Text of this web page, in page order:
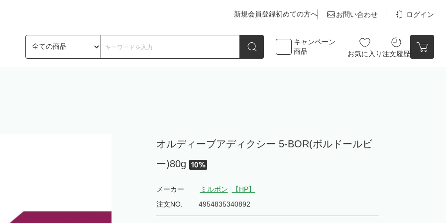
新規会員登録初めての方へ お問い合わせ ログイン
キャンペーン
商品
お気に入り注文履歴
オルディーブアディクシー 5-BOR(ボルドールビ
ー)80g
メーカー ミルボン
【HP】
注文NO.
4954835340892